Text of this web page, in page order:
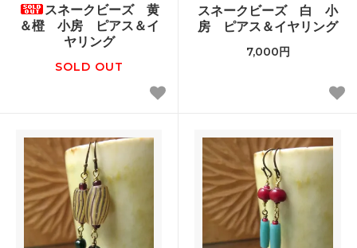
スネークビーズ 黄
＆橙 小房 ピアス＆イ
ヤリング
SOLD OUT
スネークビーズ 白 小
房 ピアス＆イヤリング
7,000円